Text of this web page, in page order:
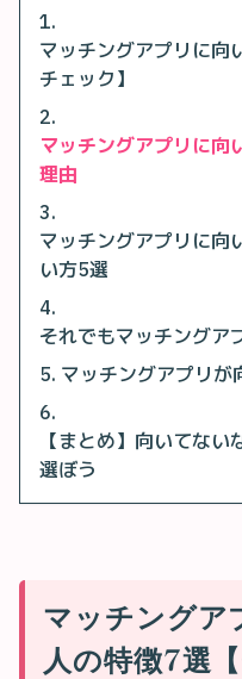
マッチングアプリに向
チェック】
マッチングアプリに向
理由
マッチングアプリに向
い方5選
それでもマッチングア
マッチングアプリが
【まとめ】向いてな
選ぼう
マッチングア
人の特徴7選